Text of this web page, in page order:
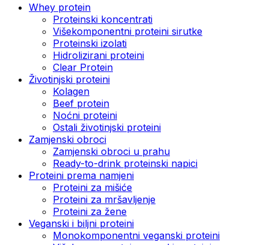
Whey protein
Proteinski koncentrati
Višekomponentni proteini sirutke
Proteinski izolati
Hidrolizirani proteini
Clear Protein
Životinjski proteini
Kolagen
Beef protein
Noćni proteini
Ostali životinjski proteini
Zamjenski obroci
Zamjenski obroci u prahu
Ready-to-drink proteinski napici
Proteini prema namjeni
Proteini za mišiće
Proteini za mršavljenje
Proteini za žene
Veganski i biljni proteini
Monokomponentni veganski proteini